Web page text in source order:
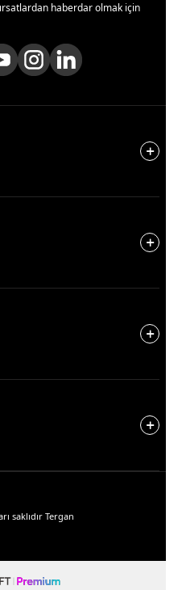
haberdar olmak için
saklıdır Tergan